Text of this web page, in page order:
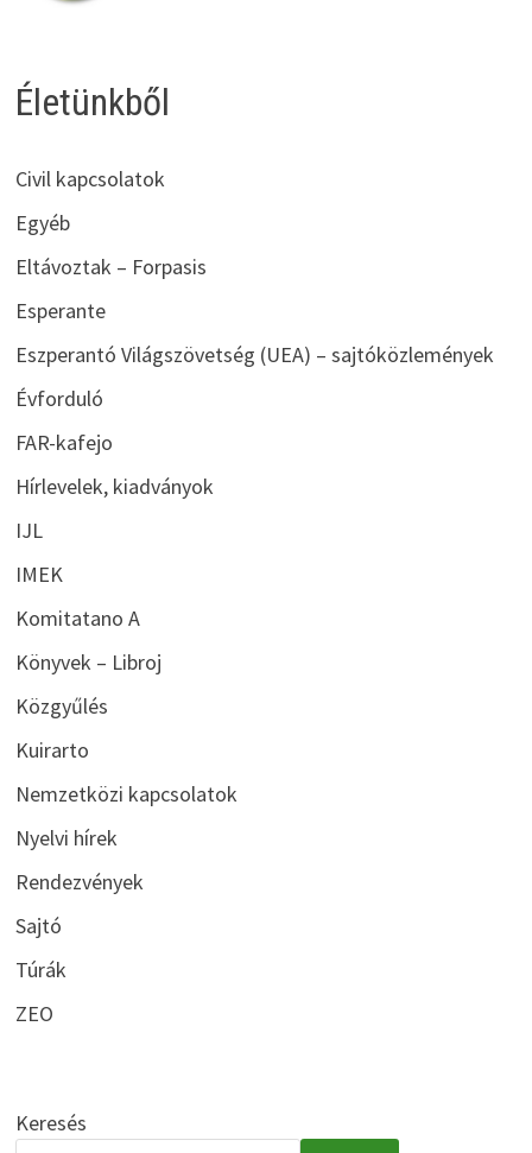
Életünkből
Civil kapcsolatok
Egyéb
Eltávoztak – Forpasis
Esperante
Eszperantó Világszövetség (UEA) – sajtóközlemények
Évforduló
FAR-kafejo
Hírlevelek, kiadványok
IJL
IMEK
Komitatano A
Könyvek – Libroj
Közgyűlés
Kuirarto
Nemzetközi kapcsolatok
Nyelvi hírek
Rendezvények
Sajtó
Túrák
ZEO
Keresés